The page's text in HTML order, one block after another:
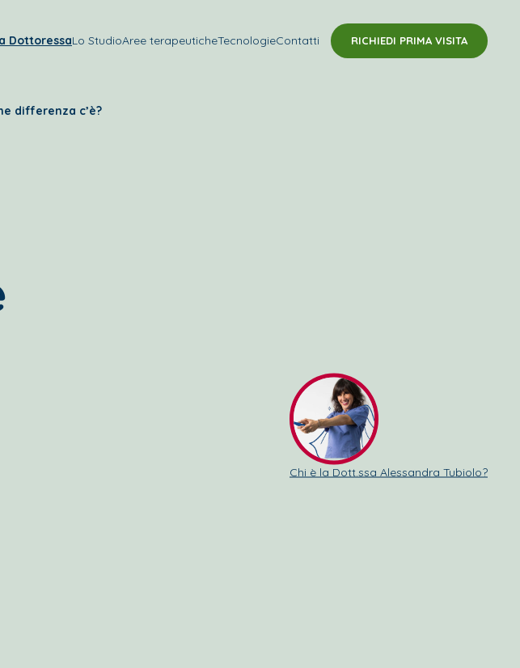
DottoressaLo StudioAree terapeuticheTecnologieContatti RICHIEDI PRIMA VISITA
differenza c’è?
Chi è la Dott.ssa Alessandra Tubiolo?